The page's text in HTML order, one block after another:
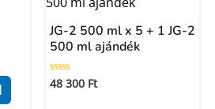
JG-2 500 ml x 5 + 1 JG-2
500 ml ajándék
Értékelés:
48 300 Ft